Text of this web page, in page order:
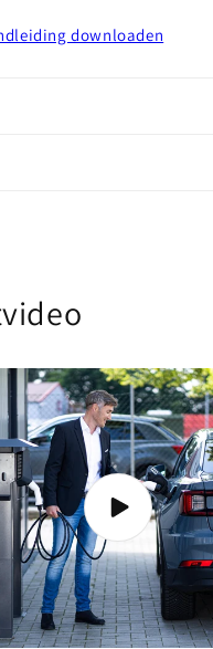
downloaden